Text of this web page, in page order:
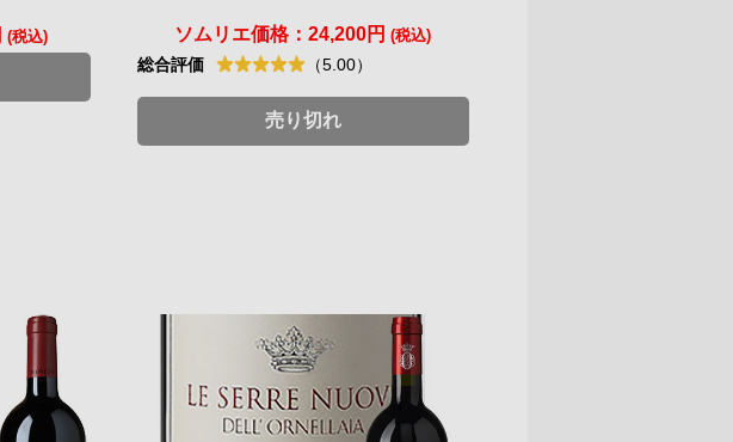
(税込) ソムリエ価格：24,200円 (税込)
総合評価 （5.00）
売り切れ